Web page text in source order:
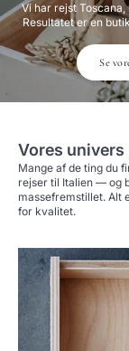
Vi har rejst
Resultatet er en
Se
Vores univers
Mange af de ting du
rejser til Italien — og
massefremstillet. Alt
for kvalitet.